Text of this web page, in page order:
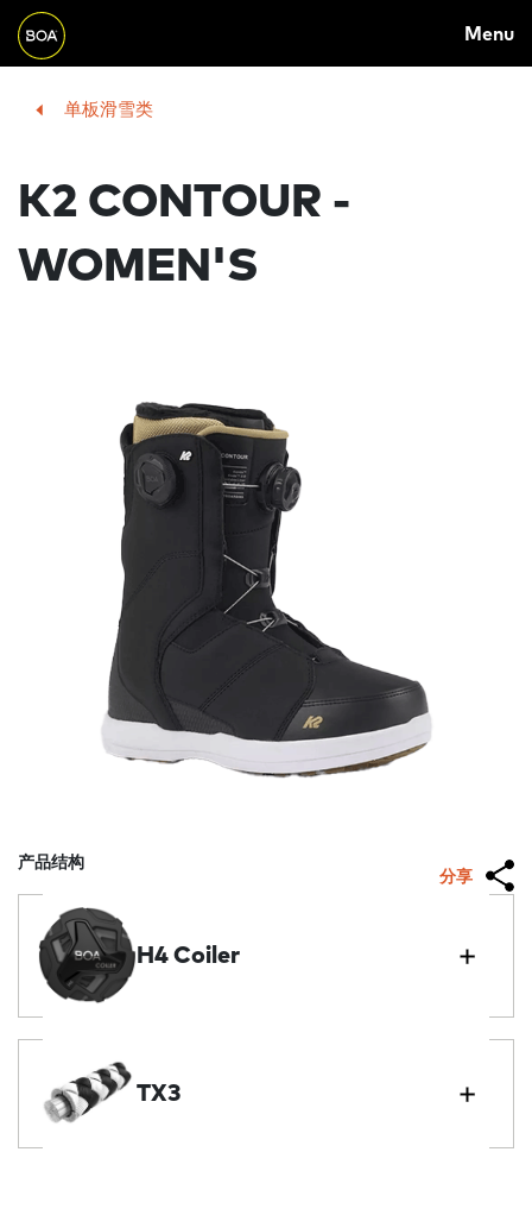
Skip to main content
A
N
A
T
I
O
N
Menu
Begin main content
单板滑雪类
K2 CONTOUR -
WOMEN'S
分享
产品结构
H4 Coiler
TX3